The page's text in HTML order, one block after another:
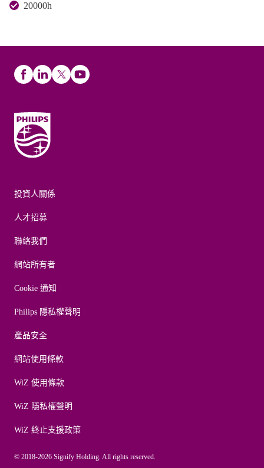
20000h
投資人關係
人才招募
聯絡我們
網站所有者
Cookie 通知
Philips 隱私權聲明
產品安全
網站使用條款
WiZ 使用條款
WiZ 隱私權聲明
WiZ 終止支援政策
© 2018-2026 Signify Holding. All rights reserved.